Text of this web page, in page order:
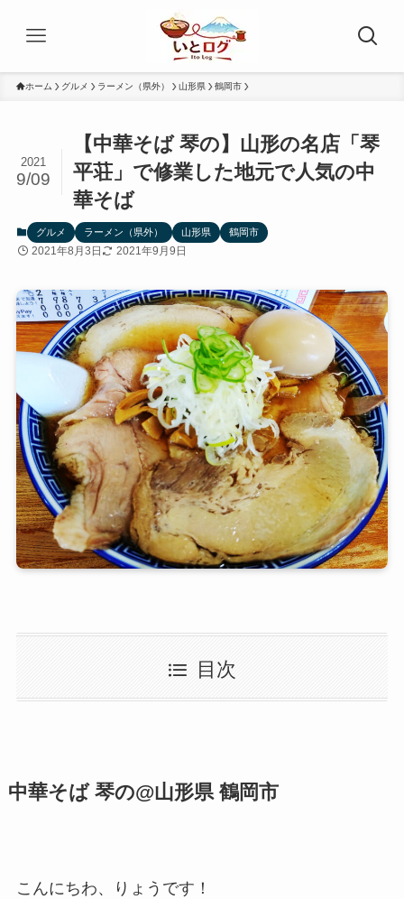
ホーム グルメ ラーメン（県外） 山形県 鶴岡市
【中華そば 琴の】山形の名店「琴
平荘」で修業した地元で人気の中
華そば
2021
9/09
グルメ ラーメン（県外） 山形県 鶴岡市
2021年8月3日 2021年9月9日
目次
中華そば 琴の@山形県 鶴岡市
こんにちわ、りょうです！